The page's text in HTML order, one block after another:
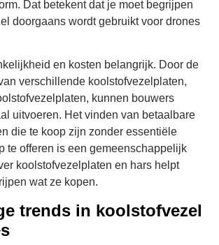
Dat betekent dat je moet begrijpen
doorgaans wordt gebruikt voor drones
en kosten belangrijk. Door de
verschillende koolstofvezelplaten,
kunnen bouwers
uitvoeren. Het vinden van betaalbare
die te koop zijn zonder essentiële
te offeren is een gemeenschappelijk
koolstofvezelplaten en hars helpt
wat ze kopen.
trends in koolstofvezel